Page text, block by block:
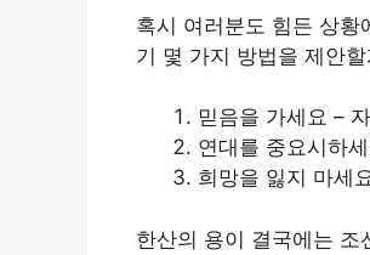
혹시 여러분도 힘든 상황
기 몇 가지 방법을 제안
믿음을 가세요 –
연대를 중요시하
희망을 잃지 마세
한산의 용이 결국에는